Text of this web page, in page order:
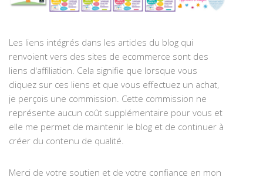
Les liens intégrés dans les articles du blog qui
renvoient vers des sites de ecommerce sont des
liens d'affiliation. Cela signifie que lorsque vous
cliquez sur ces liens et que vous effectuez un achat,
je perçois une commission. Cette commission ne
représente aucun coût supplémentaire pour vous et
elle me permet de maintenir le blog et de continuer à
créer du contenu de qualité.
Merci de votre soutien et de votre confiance en mon